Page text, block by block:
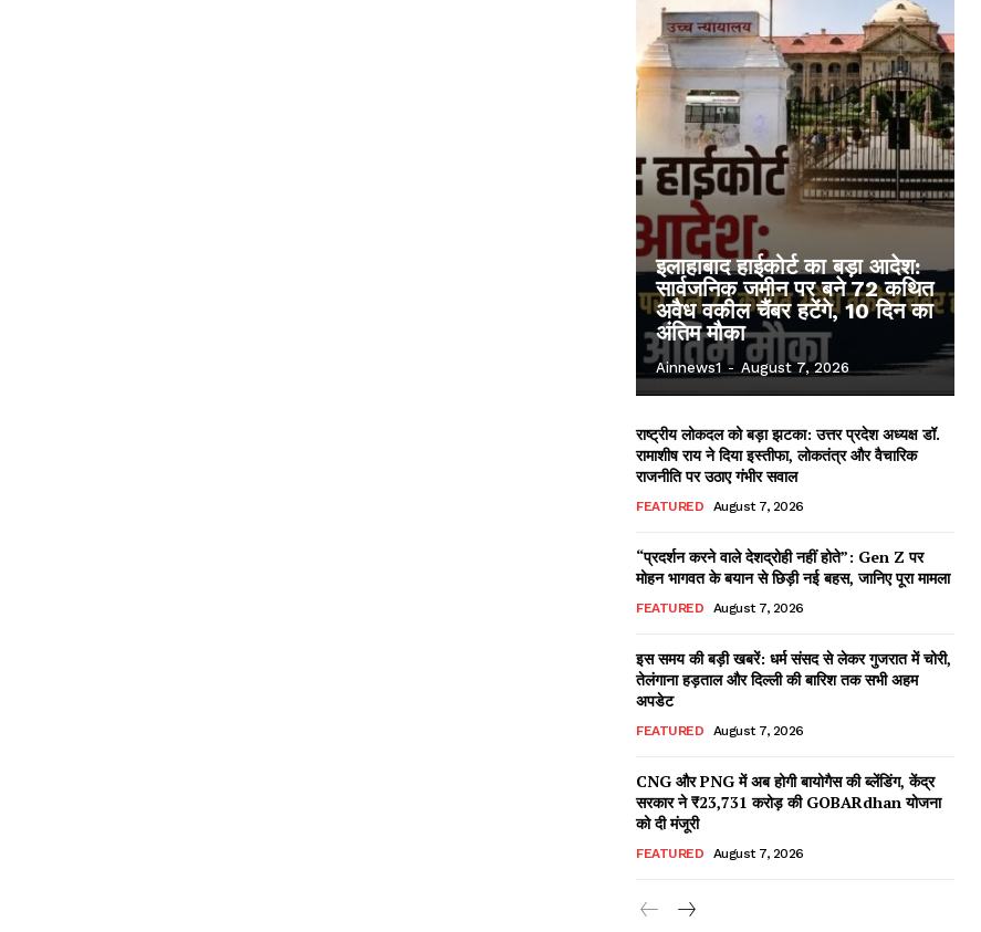
इलाहाबाद हाईकोर्ट का बड़ा आदेश:
सार्वजनिक जमीन पर बने 72 कथित
अवैध वकील चैंबर हटेंगे, 10 दिन का
अंतिम मौका
Ainnews1 - August 7, 2026
राष्ट्रीय लोकदल को बड़ा झटका: उत्तर प्रदेश अध्यक्ष डॉ.
रामाशीष राय ने दिया इस्तीफा, लोकतंत्र और वैचारिक
राजनीति पर उठाए गंभीर सवाल
FEATURED August 7, 2026
“प्रदर्शन करने वाले देशद्रोही नहीं होते”: Gen Z पर
मोहन भागवत के बयान से छिड़ी नई बहस, जानिए पूरा मामला
FEATURED August 7, 2026
इस समय की बड़ी खबरें: धर्म संसद से लेकर गुजरात में चोरी,
तेलंगाना हड़ताल और दिल्ली की बारिश तक सभी अहम
अपडेट
FEATURED August 7, 2026
CNG और PNG में अब होगी बायोगैस की ब्लेंडिंग, केंद्र
सरकार ने ₹23,731 करोड़ की GOBARdhan योजना
को दी मंजूरी
FEATURED August 7, 2026